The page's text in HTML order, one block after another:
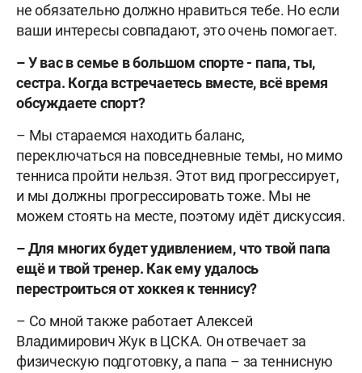
не обязательно должно нравиться тебе. Но если
ваши интересы совпадают, это очень помогает.
– У вас в семье в большом спорте - папа, ты,
сестра. Когда встречаетесь вместе, всё время
обсуждаете спорт?
– Мы стараемся находить баланс,
переключаться на повседневные темы, но мимо
тенниса пройти нельзя. Этот вид прогрессирует,
и мы должны прогрессировать тоже. Мы не
можем стоять на месте, поэтому идёт дискуссия.
– Для многих будет удивлением, что твой папа
ещё и твой тренер. Как ему удалось
перестроиться от хоккея к теннису?
– Со мной также работает Алексей
Владимирович Жук в ЦСКА. Он отвечает за
физическую подготовку, а папа – за теннисную